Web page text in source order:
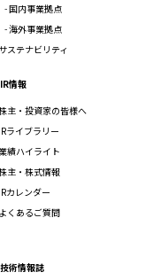
国内事業拠点
海外事業拠点
ステナビリティ
IR情報
主・投資家の皆様へ
ライブラリー
績ハイライト
主・株式情報
カレンダー
くあるご質問
技術情報誌